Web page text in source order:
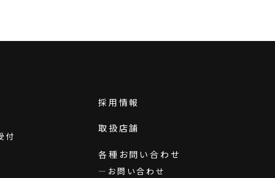
付
採用情報
取扱店舗
各種お問い合わせ
お問い合わせ